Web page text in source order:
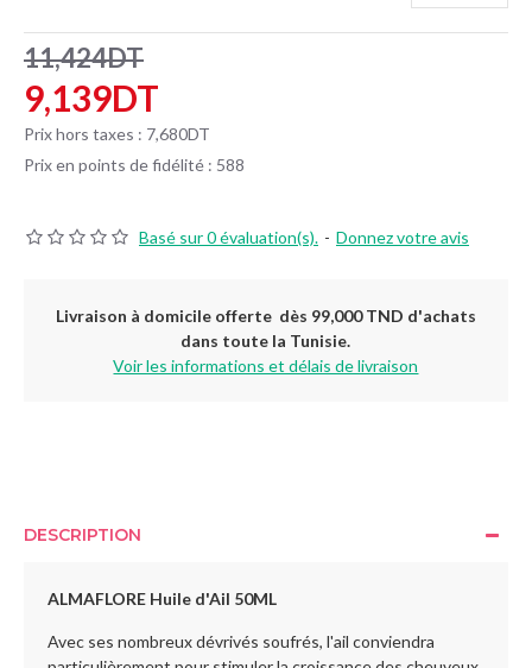
Basé sur 0 évaluation(s). - Donnez votre avis
9,139DT
11,424DT
Prix hors taxes : 7,680DT
Prix en points de fidélité : 588
Livraison à domicile offerte dès 99,000 TND d'achats
dans toute la Tunisie.
Voir les informations et délais de livraison
DESCRIPTION
ALMAFLORE Huile d'Ail 50ML
Avec ses nombreux dévrivés soufrés, l'ail conviendra